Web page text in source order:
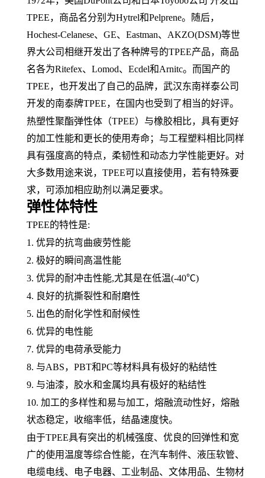
TPEE， 商品名分别为Hytrel和Pelprene。随后，
Hochest-Celanese、 GE、 Eastman、AKZO(DSM)等世
界大公司相继开发出了各种牌号的TPEE产品，商品
名各为Ritefex、Lomod、Ecdel和Arnitc。而国产的
TPEE，也开发出了自己的品牌，武汉东南祥泰公司
开发的南泰牌TPEE，在国内也受到了相当的好评。
热塑性聚酯弹性体（TPEE）与橡胶相比，具有更好
的加工性能和更长的使用寿命；与工程塑料相比同样
具有强度高的特点， 柔韧性和动态力学性能更好。对
大多数用途来说， TPEE可以直接使用，若有特殊要
求，可添加相应助剂以满足要求。
弹性体特性
TPEE的特性是:
1. 优异的抗弯曲疲劳性能
2. 极好的瞬间高温性能
3. 优异的耐冲击性能,尤其是在低温(-40℃)
4. 良好的抗撕裂性和耐磨性
5. 出色的耐化学性和耐候性
6. 优异的电性能
7. 优异的电荷承受能力
8. 与ABS， PBT和PC等材料具有极好的粘结性
9. 与油漆，胶水和金属均具有极好的粘结性
10. 加工的多样性和易与加工， 熔融流动性好，熔融
状态稳定， 收缩率低，结晶速度快。
由于TPEE具有突出的机械强度、优良的回弹性和宽
广的使用温度等综合性能，在汽车制件、 液压软管、
电缆电线、 电子电器、工业制品、 文体用品、生物材